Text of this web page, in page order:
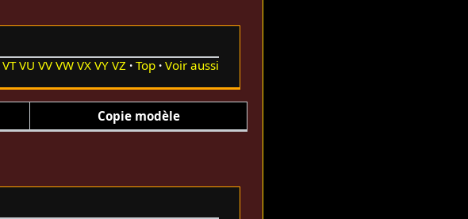
VT VU VV VW VX VY VZ Top Voir aussi
Copie modèle